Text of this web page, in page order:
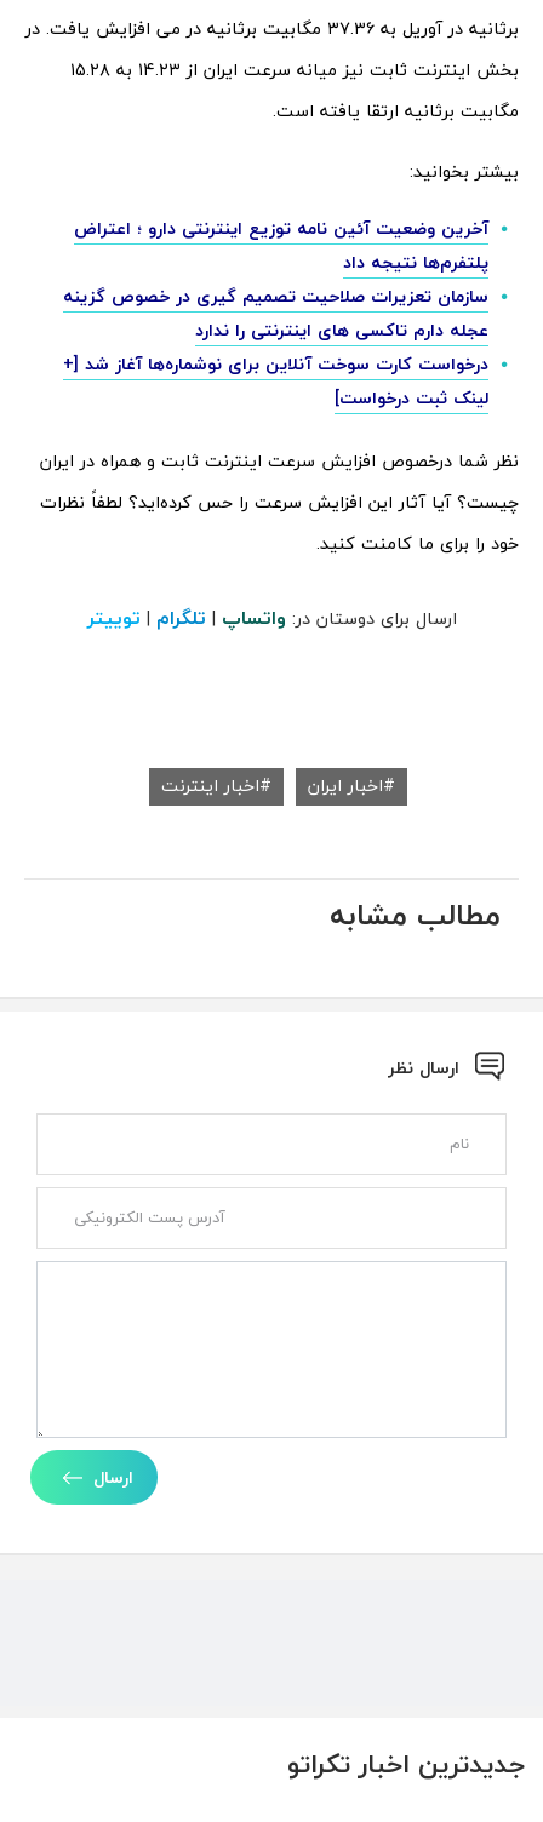
جدیدترین اخبار تکراتو
برثانیه در آوریل به ۳۷.۳۶ مگابیت برثانیه در می افزایش یافت. در
بخش اینترنت ثابت نیز میانه سرعت ایران از ۱۴.۲۳ به ۱۵.۲۸
مگابیت برثانیه ارتقا یافته است.
بیشتر بخوانید:
آخرین وضعیت آئین نامه توزیع اینترنتی دارو ؛ اعتراض
پلتفرم‌ها نتیجه داد
سازمان تعزیرات صلاحیت تصمیم گیری در خصوص گزینه
عجله دارم تاکسی های اینترنتی را ندارد
درخواست کارت سوخت آنلاین برای نوشماره‌ها آغاز شد [+
لینک ثبت درخواست]
نظر شما درخصوص افزایش سرعت اینترنت ثابت و همراه در ایران
چیست؟ آیا آثار این افزایش سرعت را حس کرده‌اید؟ لطفاً نظرات
خود را برای ما کامنت کنید.
ارسال برای دوستان در: واتساپ | تلگرام | توییتر
اخبار ایران اخبار اینترنت
مطالب مشابه
ارسال نظر
ارسال